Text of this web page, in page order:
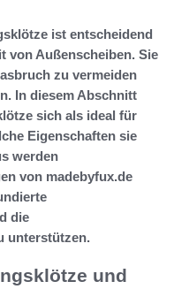
ist entscheidend
von Außenscheiben. Sie
zu vermeiden
In diesem Abschnitt
sich als ideal für
Eigenschaften sie
werden
von madebyfux.de
die
unterstützen.
und